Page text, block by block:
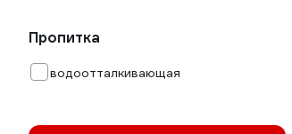
Пропитка
водоотталкивающая